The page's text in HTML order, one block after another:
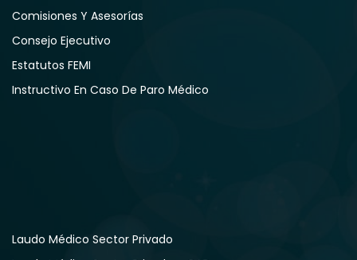
Comisiones Y Asesorías
Consejo Ejecutivo
Estatutos FEMI
Instructivo En Caso De Paro Médico
Laudo Médico Sector Privado